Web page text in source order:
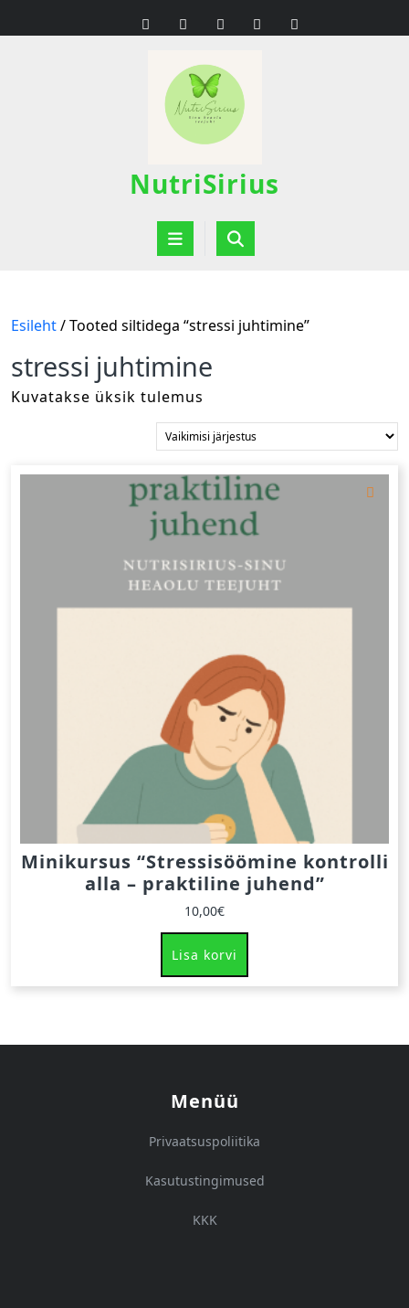
to
NutriSirius
Open
Esileht/ Tooted siltidega “stressi juhtimine”
stressi juhtimine
Kuvatakse üksik tulemus
Minikursus “Stressisöömine kontrolli
alla – praktiline juhend”
10,00€
Lisa korvi
Menüü
Privaatsuspoliitika
Kasutustingimused
KKK